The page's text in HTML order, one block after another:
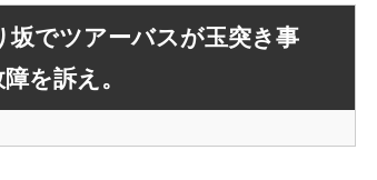
でツアーバスが玉突き事
を訴え。